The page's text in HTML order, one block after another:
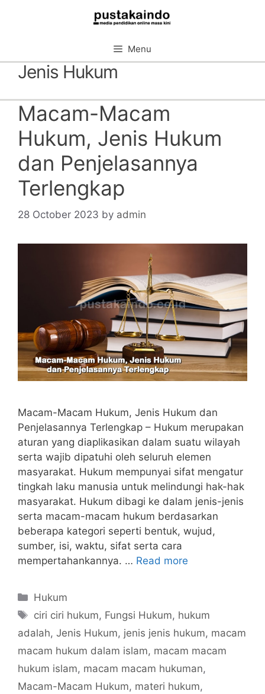
Menu
Jenis Hukum
Macam-Macam
Hukum, Jenis Hukum
dan Penjelasannya
Terlengkap
28 October 2023 by admin
Macam-Macam Hukum, Jenis Hukum dan
Penjelasannya Terlengkap – Hukum merupakan
aturan yang diaplikasikan dalam suatu wilayah
serta wajib dipatuhi oleh seluruh elemen
masyarakat. Hukum mempunyai sifat mengatur
tingkah laku manusia untuk melindungi hak-hak
masyarakat. Hukum dibagi ke dalam jenis-jenis
serta macam-macam hukum berdasarkan
beberapa kategori seperti bentuk, wujud,
sumber, isi, waktu, sifat serta cara
mempertahankannya. … Read more
Categories
Hukum
Tags
ciri ciri hukum, Fungsi Hukum, hukum
adalah, Jenis Hukum, jenis jenis hukum, macam
macam hukum dalam islam, macam macam
hukum islam, macam macam hukuman,
Macam-Macam Hukum, materi hukum,